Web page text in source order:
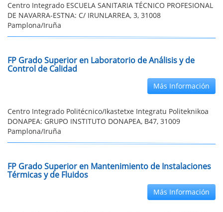
Centro Integrado ESCUELA SANITARIA TÉCNICO PROFESIONAL
DE NAVARRA-ESTNA: C/ IRUNLARREA, 3, 31008
Pamplona/Iruña
FP Grado Superior en Laboratorio de Análisis y de
Control de Calidad
Más Información
Centro Integrado Politécnico/Ikastetxe Integratu Politeknikoa
DONAPEA: GRUPO INSTITUTO DONAPEA, B47, 31009
Pamplona/Iruña
FP Grado Superior en Mantenimiento de Instalaciones
Térmicas y de Fluidos
Más Información